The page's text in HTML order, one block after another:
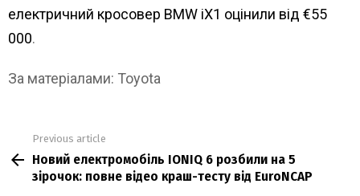
електричний кросовер BMW iX1 оцінили від €55
000.
За матеріалами: Toyota
more
Previous article
Новий електромобіль IONIQ 6 розбили на 5
зірочок: повне відео краш-тесту від EuroNCAP